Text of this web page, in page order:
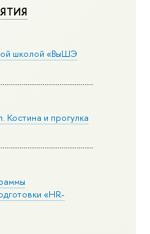
школой «ВыШЭ
Костина и прогулка
«HR-